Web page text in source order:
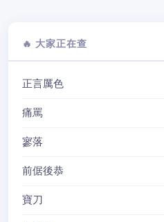
🔥 大家正在查
正言厲色
痛罵
寥落
前倨後恭
寶刀